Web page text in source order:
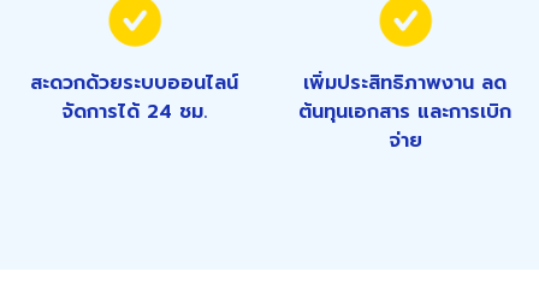
สะดวกด้วยระบบออนไลน์
จัดการได้ 24 ชม.
เพิ่มประสิทธิภาพงาน ลด
ต้นทุนเอกสาร และการเบิก
จ่าย